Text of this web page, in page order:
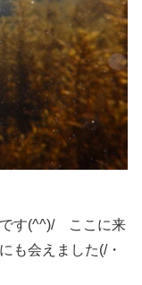
です(^^)/ ここに来
も会えました(/・